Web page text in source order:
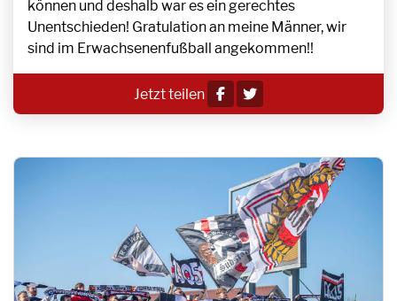
können und deshalb war es ein gerechtes
Unentschieden! Gratulation an meine Männer, wir
sind im Erwachsenenfußball angekommen!!
Jetzt teilen